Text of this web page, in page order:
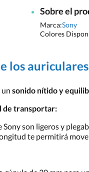
Sobre el
Marca:Sony
Colores
los
un sonido nítido y
de transportar:
Sony son ligeros y
te permitirá